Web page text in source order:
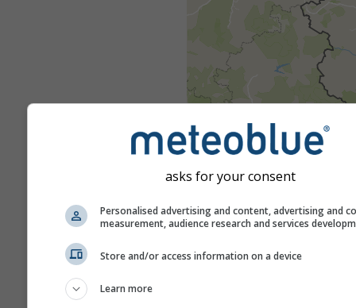
asks for your consent
Personalised advertising and content, advertising and
measurement, audience research and services
Store and/or access information on a device
Learn more